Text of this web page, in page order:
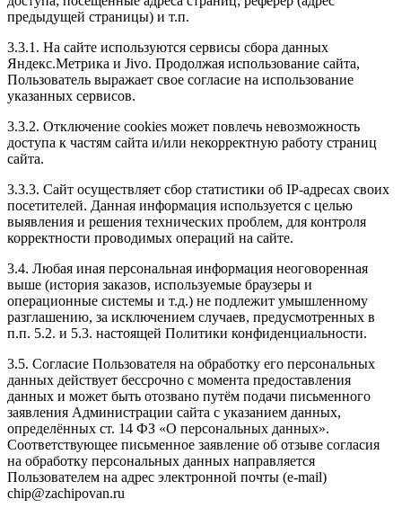
Спасибо вам большое!
BMW X6 3.0D.
Даже я, девочка, почувствовала, что машина
перестала тупить и стала лучше ехать на небольших
скоростях. Друг теперь катается с улыбкой на лице.
Но все это компенсировалось отличным результатом,
качеством обслуживания, честностью и дружеской
обстановкой.
Рейтинг отзыва:5
Добрый день всем. Зачиповал свою машинку у
Евгения, всё очень понравилось, быстро и удобно.
Автомобиль сказал спасибо. А сегодня взбодрил
мазду. Рекомендую всем, очень качественно и с
подходом грамотным.
Рейтинг отзыва:5
Делал в Zachipovan чип-тюнинг на Тойоту Камри 2.5
для отзывчивой повседневной езды. Сперва
предыдущей страницы) и т.п.
3.3.1. На сайте используются сервисы сбора данных
Яндекс.Метрика и Jivo. Продолжая использование сайта,
Пользователь выражает свое согласие на использование
указанных сервисов.
3.3.2. Отключение cookies может повлечь невозможность
доступа к частям сайта и/или некорректную работу страниц
сайта.
3.3.3. Сайт осуществляет сбор статистики об IP-адресах своих
посетителей. Данная информация используется с целью
выявления и решения технических проблем, для контроля
корректности проводимых операций на сайте.
3.4. Любая иная персональная информация неоговоренная
выше (история заказов, используемые браузеры и
операционные системы и т.д.) не подлежит умышленному
разглашению, за исключением случаев, предусмотренных в
п.п. 5.2. и 5.3. настоящей Политики конфиденциальности.
3.5. Согласие Пользователя на обработку его персональных
данных действует бессрочно с момента предоставления
данных и может быть отозвано путём подачи письменного
заявления Администрации сайта с указанием данных,
определённых ст. 14 ФЗ «О персональных данных».
Соответствующее письменное заявление об отзыве согласия
на обработку персональных данных направляется
Пользователем на адрес электронной почты (e-mail)
chip@zachipovan.ru